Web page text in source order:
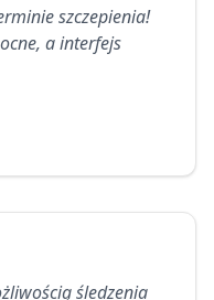
szczepienia!
a interfejs
śledzenia